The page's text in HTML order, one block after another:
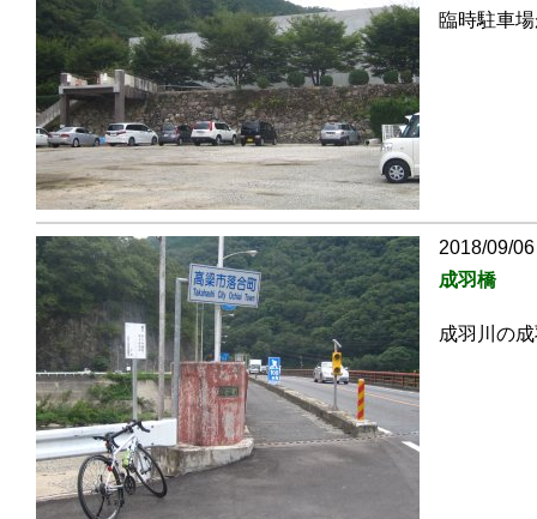
臨時駐車
2018/09/
成羽橋
成羽川の